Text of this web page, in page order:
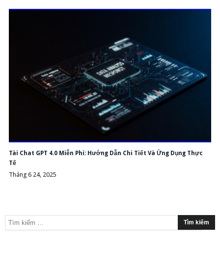
Tài Chat GPT 4.0 Miễn Phí: Hướng Dẫn Chi Tiết Và Ứng Dụng Thực
Tế
Tháng 6 24, 2025